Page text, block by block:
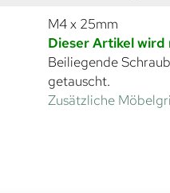
M4 x 25mm
Dieser Artikel
Beiliegende
getauscht.
Zusätzliche